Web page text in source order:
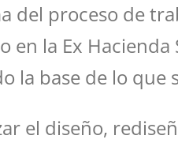
del proceso de
la Ex
base de lo que
el diseño,